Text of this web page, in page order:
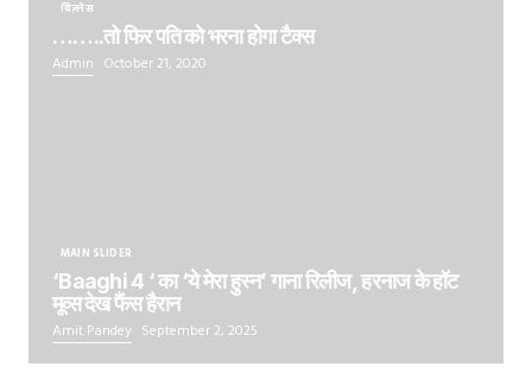
बिज़नेस
……..तो फिर पति को भरना होगा टैक्स
Admin October 21, 2020
MAIN SLIDER
‘Baaghi 4 ‘ का ‘ये मेरा हुस्न’ गाना रिलीज, हरनाज के हॉट
मूव्स देख फैंस हैरान
Amit Pandey September 2, 2025